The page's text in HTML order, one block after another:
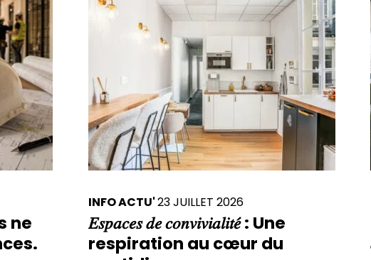
ne
INFO ACTU'23 JUILLET 2026
𝐸𝑠𝑝𝑎𝑐𝑒𝑠 𝑑𝑒 𝑐𝑜𝑛𝑣𝑖𝑣𝑖𝑎𝑙𝑖𝑡𝑒́ : Une
respiration au cœur du